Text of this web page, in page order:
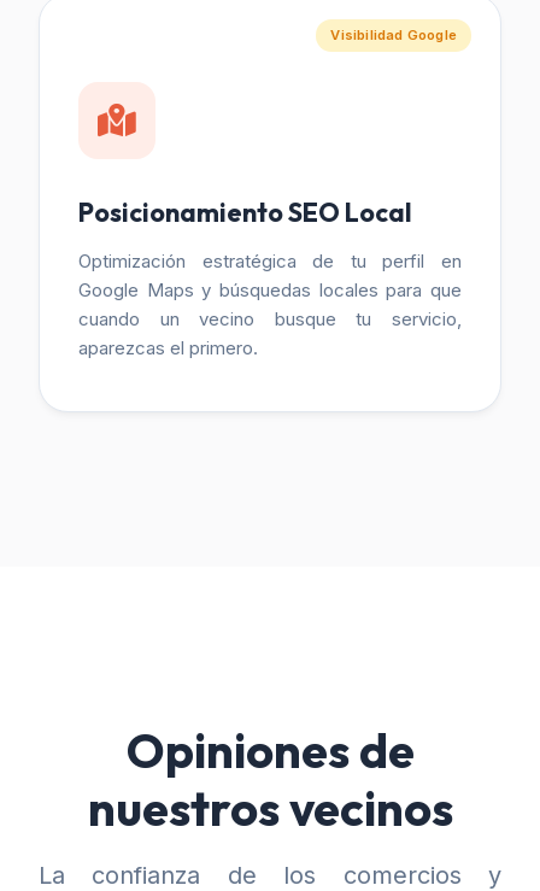
Visibilidad Google
Posicionamiento SEO Local
Optimización estratégica de tu perfil en
Google Maps y búsquedas locales para que
cuando un vecino busque tu servicio,
aparezcas el primero.
Opiniones de
nuestros vecinos
La confianza de los comercios y